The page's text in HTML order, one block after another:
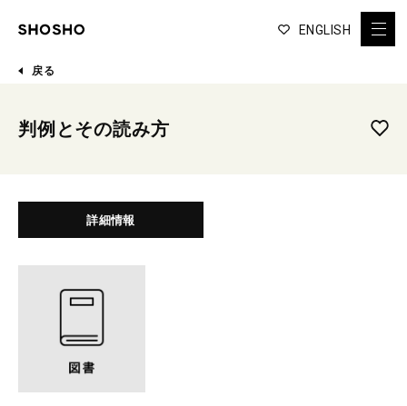
ENGLISH
戻る
判例とその読み方
詳細情報